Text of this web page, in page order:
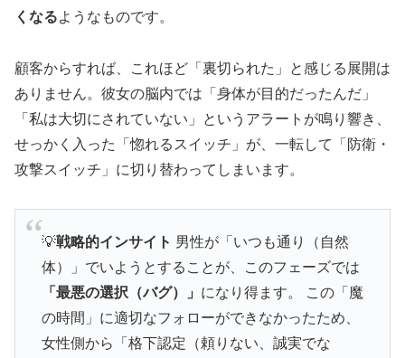
くなるようなものです。
顧客からすれば、これほど「裏切られた」と感じる展開は
ありません。彼女の脳内では「身体が目的だったんだ」
「私は大切にされていない」というアラートが鳴り響き、
せっかく入った「惚れるスイッチ」が、一転して「防衛・
攻撃スイッチ」に切り替わってしまいます。
💡戦略的インサイト 男性が「いつも通り（自然
体）」でいようとすることが、このフェーズでは
「最悪の選択（バグ）」 になり得ます。 この「魔
の時間」に適切なフォローができなかったため、
女性側から「格下認定（頼りない、誠実でな